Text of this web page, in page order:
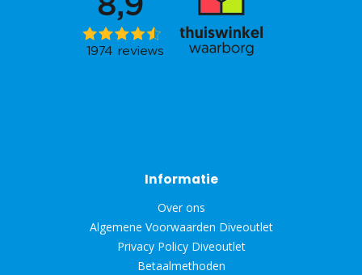
Informatie
Over ons
Algemene Voorwaarden Diveoutlet
Privacy Policy Diveoutlet
Betaalmethoden